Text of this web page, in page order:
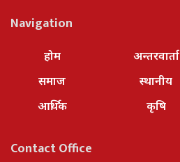
Navigation
होम
समाज
आर्थिक
अन्तरवार्ता
स्थानीय
कृषि
Contact Office